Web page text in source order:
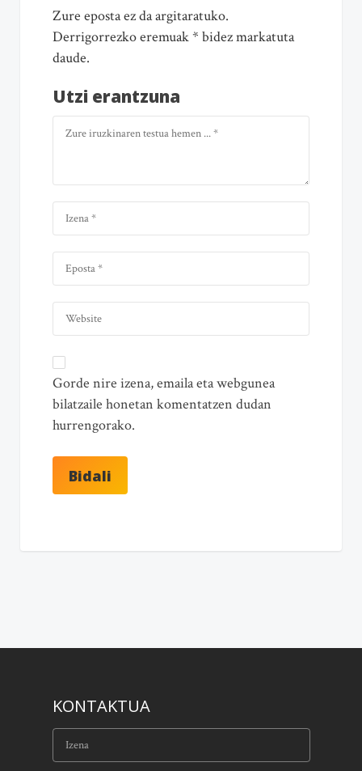
Zure eposta ez da argitaratuko.
Derrigorrezko eremuak * bidez markatuta
daude.
Utzi erantzuna
Gorde nire izena, emaila eta webgunea
bilatzaile honetan komentatzen dudan
hurrengorako.
KONTAKTUA